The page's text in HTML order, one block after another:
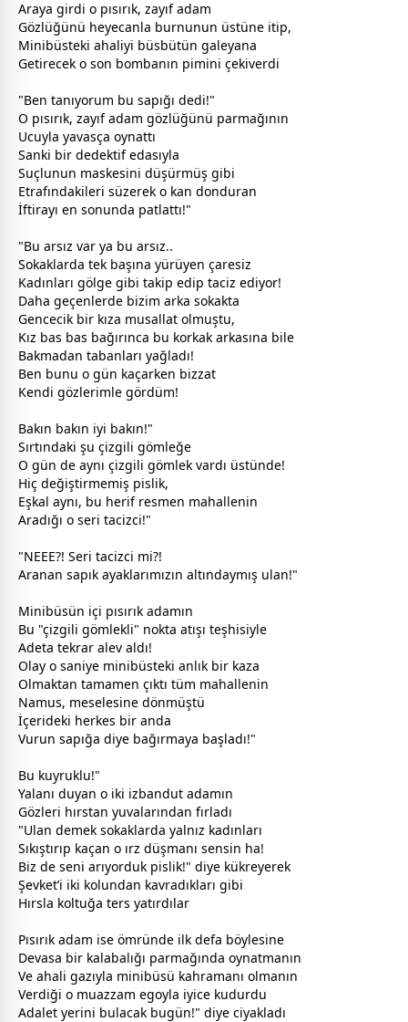
Araya girdi o pısırık, zayıf adam
Gözlüğünü heyecanla burnunun üstüne itip,
Minibüsteki ahaliyi büsbütün galeyana
Getirecek o son bombanın pimini çekiverdi
"Ben tanıyorum bu sapığı dedi!"
O pısırık, zayıf adam gözlüğünü parmağının
Ucuyla yavasça oynattı
Sanki bir dedektif edasıyla
Suçlunun maskesini düşürmüş gibi
Etrafındakileri süzerek o kan donduran
İftirayı en sonunda patlattı!"
"Bu arsız var ya bu arsız..
Sokaklarda tek başına yürüyen çaresiz
Kadınları gölge gibi takip edip taciz ediyor!
Daha geçenlerde bizim arka sokakta
Gencecik bir kıza musallat olmuştu,
Kız bas bas bağırınca bu korkak arkasına bile
Bakmadan tabanları yağladı!
Ben bunu o gün kaçarken bizzat
Kendi gözlerimle gördüm!
Bakın bakın iyi bakın!"
Sırtındaki şu çizgili gömleğe
O gün de aynı çizgili gömlek vardı üstünde!
Hiç değiştirmemiş pislik,
Eşkal aynı, bu herif resmen mahallenin
Aradığı o seri tacizci!"
"NEEE?! Seri tacizci mi?!
Aranan sapık ayaklarımızın altındaymış ulan!"
Minibüsün içi pısırık adamın
Bu "çizgili gömlekli" nokta atışı teşhisiyle
Adeta tekrar alev aldı!
Olay o saniye minibüsteki anlık bir kaza
Olmaktan tamamen çıktı tüm mahallenin
Namus, meselesine dönmüştü
İçerideki herkes bir anda
Vurun sapığa diye bağırmaya başladı!"
Bu kuyruklu!"
Yalanı duyan o iki izbandut adamın
Gözleri hırstan yuvalarından fırladı
"Ulan demek sokaklarda yalnız kadınları
Sıkıştırıp kaçan o ırz düşmanı sensin ha!
Biz de seni arıyorduk pislik!" diye kükreyerek
Şevket’i iki kolundan kavradıkları gibi
Hırsla koltuğa ters yatırdılar
Pısırık adam ise ömründe ilk defa böylesine
Devasa bir kalabalığı parmağında oynatmanın
Ve ahali gazıyla minibüsü kahramanı olmanın
Verdiği o muazzam egoyla iyice kudurdu
Adalet yerini bulacak bugün!" diye ciyakladı